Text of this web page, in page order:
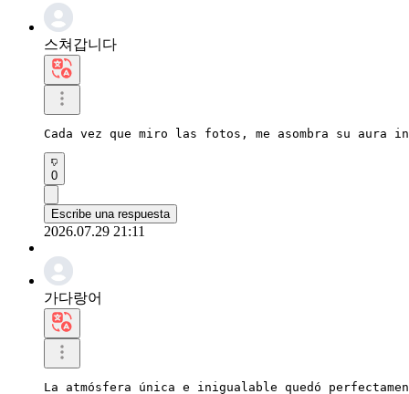
스쳐갑니다
Cada vez que miro las fotos, me asombra su aura
0
Escribe una respuesta
2026.07.29 21:11
가다랑어
La atmósfera única e inigualable quedó